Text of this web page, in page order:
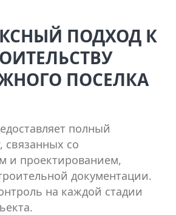
ПОДХОД К
ПОСЕЛКА
полный
связанных со
и проектированием,
документации.
на каждой стадии